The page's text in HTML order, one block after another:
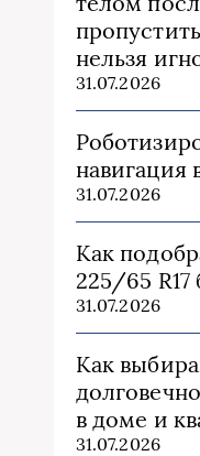
нельзя
31.07.2026
навигация
31.07.2026
Как
225/65
31.07.2026
Как
в доме и
31.07.2026